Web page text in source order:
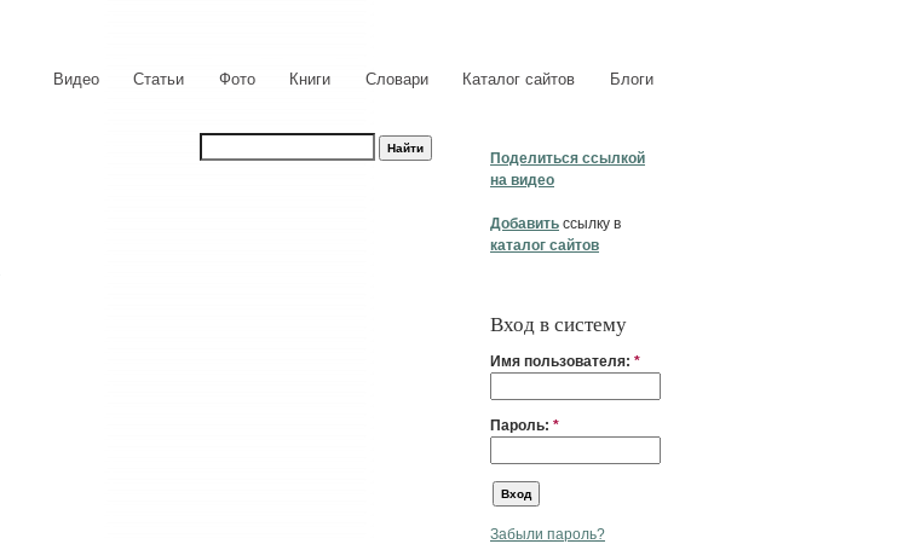
Видео Статьи Фото Книги Словари Каталог сайтов Блоги
Поделиться ссылкой
на видео
Добавить ссылку в
каталог сайтов
Вход в систему
Имя пользователя: *
Пароль: *
Забыли пароль?